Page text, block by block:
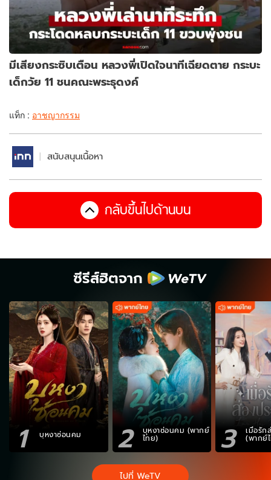
มีเสียงกระซิบเตือน หลวงพี่เปิดใจนาทีเฉียดตาย กระบะ
เด็กวัย 11 ชนคณะพระธุดงค์
แท็ก : อาชญากรรม
สนับสนุนเนื้อหา
กลับขึ้นไปด้านบน
ซีรีส์ฮิตจาก
1 บุหงาซ่อนคม 2 บุหงาซ่อนคม (พากย์
ไทย) 3 เมื่อรัก
(พากย์
ไปที่ WeTV